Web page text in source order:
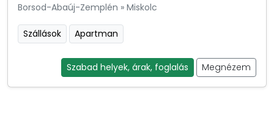
Borsod-Abaúj-Zemplén » Miskolc
Szállások Apartman
Szabad helyek, árak, foglalás Megnézem